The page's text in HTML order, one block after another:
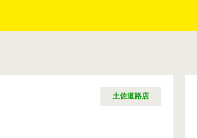
土佐道路店